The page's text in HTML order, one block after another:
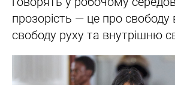
прозорість — це про свободу
свободу руху та внутрішню